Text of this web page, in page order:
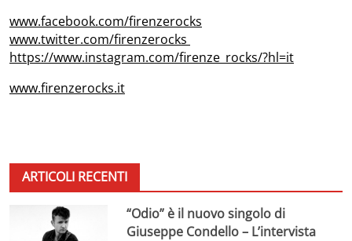
www.facebook.com/firenzerocks
www.twitter.com/firenzerocks
https://www.instagram.com/firenze_rocks/?hl=it
www.firenzerocks.it
ARTICOLI RECENTI
“Odio” è il nuovo singolo di
Giuseppe Condello – L’intervista